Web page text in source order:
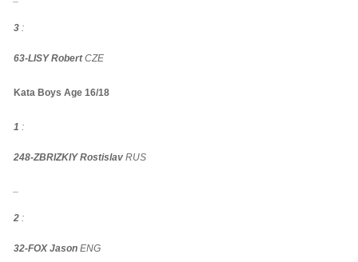
3 :
63-LISY RobertCZE
Kata Boys Age 16/18
1 :
248-ZBRIZKIY Rostislav RUS
2 :
32-FOX Jason ENG